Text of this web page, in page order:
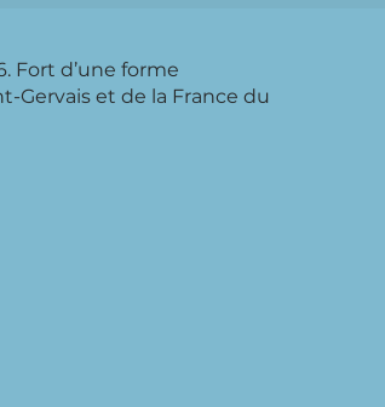
Fort d’une forme
Gervais et de la France du